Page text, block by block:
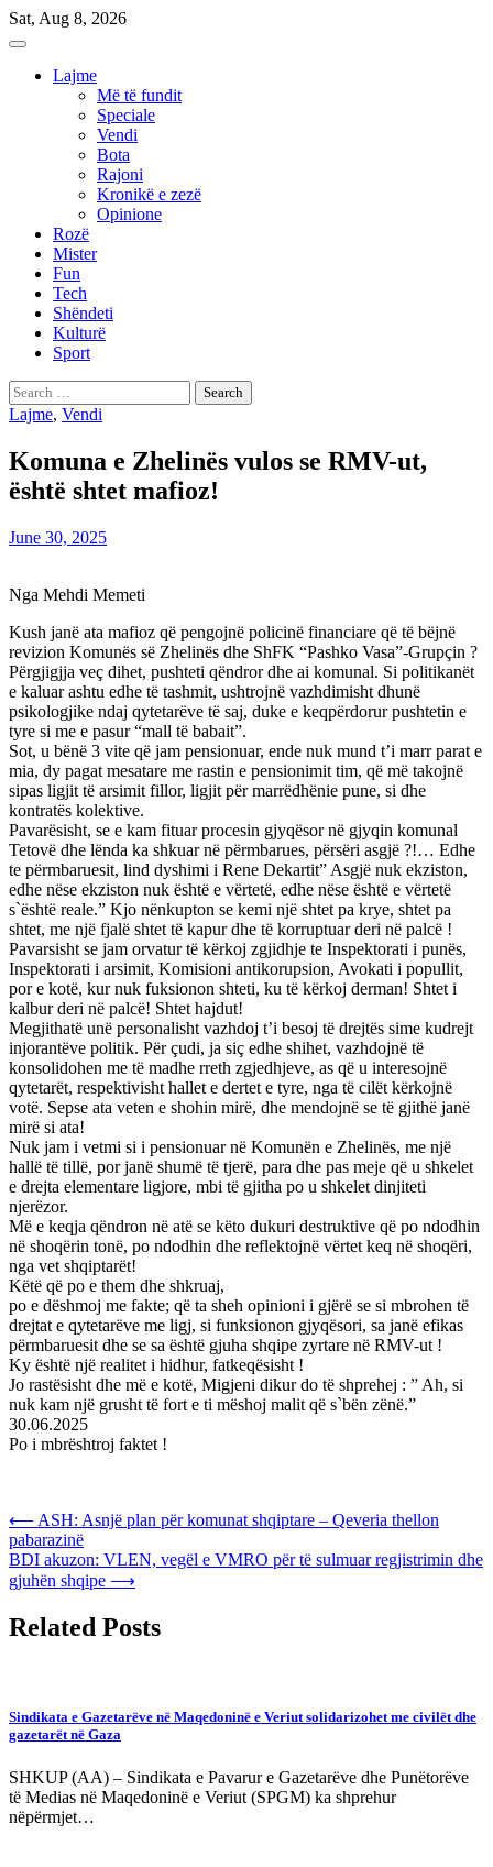
Skip
to
Sat, Aug 8, 2026
Lajme
Më të fundit
Speciale
Vendi
Bota
Rajoni
Kronikë e zezë
Opinione
Rozë
Mister
Fun
Tech
Shëndeti
Kulturë
Sport
Search
for:
Lajme, Vendi
Komuna e Zhelinës vulos se RMV-ut,
është shtet mafioz!
June 30, 2025
Nga Mehdi Memeti
Kush janë ata mafioz që pengojnë policinë financiare që të bëjnë
revizion Komunës së Zhelinës dhe ShFK “Pashko Vasa”-Grupçin ?
Përgjigjja veç dihet, pushteti qëndror dhe ai komunal. Si politikanët
e kaluar ashtu edhe të tashmit, ushtrojnë vazhdimisht dhunë
psikologjike ndaj qytetarëve të saj, duke e keqpërdorur pushtetin e
tyre si me e pasur “mall të babait”.
Sot, u bënë 3 vite që jam pensionuar, ende nuk mund t’i marr parat e
mia, dy pagat mesatare me rastin e pensionimit tim, që më takojnë
sipas ligjit të arsimit fillor, ligjit për marrëdhënie pune, si dhe
kontratës kolektive.
Pavarësisht, se e kam fituar procesin gjyqësor në gjyqin komunal
Tetovë dhe lënda ka shkuar në përmbarues, përsëri asgjë ?!… Edhe
te përmbaruesit, lind dyshimi i Rene Dekartit” Asgjë nuk ekziston,
edhe nëse ekziston nuk është e vërtetë, edhe nëse është e vërtetë
s`është reale.” Kjo nënkupton se kemi një shtet pa krye, shtet pa
shtet, me një fjalë shtet të kapur dhe të korruptuar deri në palcë !
Pavarsisht se jam orvatur të kërkoj zgjidhje te Inspektorati i punës,
Inspektorati i arsimit, Komisioni antikorupsion, Avokati i popullit,
por e kotë, kur nuk fuksionon shteti, ku të kërkoj derman! Shtet i
kalbur deri në palcë! Shtet hajdut!
Megjithatë unë personalisht vazhdoj t’i besoj të drejtës sime kudrejt
injorantëve politik. Për çudi, ja siç edhe shihet, vazhdojnë të
konsolidohen me të madhe rreth zgjedhjeve, as që u interesojnë
qytetarët, respektivisht hallet e dertet e tyre, nga të cilët kërkojnë
votë. Sepse ata veten e shohin mirë, dhe mendojnë se të gjithë janë
mirë si ata!
Nuk jam i vetmi si i pensionuar në Komunën e Zhelinës, me një
hallë të tillë, por janë shumë të tjerë, para dhe pas meje që u shkelet
e drejta elementare ligjore, mbi të gjitha po u shkelet dinjiteti
njerëzor.
Më e keqja qëndron në atë se këto dukuri destruktive që po ndodhin
në shoqërin tonë, po ndodhin dhe reflektojnë vërtet keq në shoqëri,
nga vet shqiptarët!
Këtë që po e them dhe shkruaj,
po e dëshmoj me fakte; që ta sheh opinioni i gjërë se si mbrohen të
drejtat e qytetarëve me ligj, si funksionon gjyqësori, sa janë efikas
përmbaruesit dhe se sa është gjuha shqipe zyrtare në RMV-ut !
Ky është një realitet i hidhur, fatkeqësisht !
Jo rastësisht dhe më e kotë, Migjeni dikur do të shprehej : ” Ah, si
nuk kam një grusht të fort e ti mëshoj malit që s`bën zënë.”
30.06.2025
Po i mbrështroj faktet !
Post
navigation
⟵ ASH: Asnjë plan për komunat shqiptare – Qeveria thellon
pabarazinë
BDI akuzon: VLEN, vegël e VMRO për të sulmuar regjistrimin dhe
gjuhën shqipe ⟶
Related Posts
Sindikata e Gazetarëve në Maqedoninë e Veriut solidarizohet me civilët dhe
gazetarët në Gaza
SHKUP (AA) – Sindikata e Pavarur e Gazetarëve dhe Punëtorëve
të Medias në Maqedoninë e Veriut (SPGM) ka shprehur
nëpërmjet…